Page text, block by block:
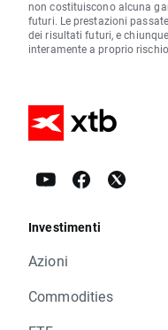
non costituiscono alcuna
futuri. Le prestazioni
dei risultati futuri, e
interamente a proprio
Investimenti
Azioni
Commodities